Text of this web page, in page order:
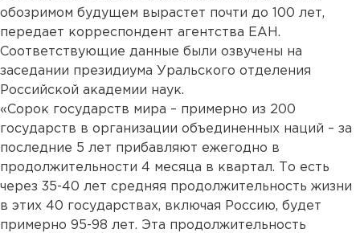
обозримом будущем вырастет почти до 100 лет,
передает корреспондент агентства ЕАН.
Соответствующие данные были озвучены на
заседании президиума Уральского отделения
Российской академии наук.
«Сорок государств мира – примерно из 200
государств в организации объединенных наций – за
последние 5 лет прибавляют ежегодно в
продолжительности 4 месяца в квартал. То есть
через 35-40 лет средняя продолжительность жизни
в этих 40 государствах, включая Россию, будет
примерно 95-98 лет. Эта продолжительность